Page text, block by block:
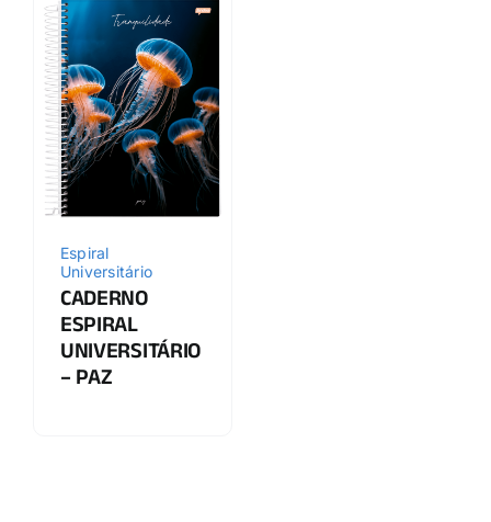
Espiral
Universitário
CADERNO
ESPIRAL
UNIVERSITÁRIO
– PAZ